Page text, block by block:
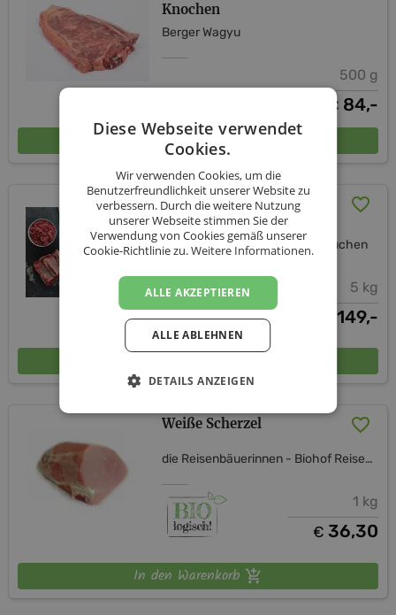
Knochen
Berger Wagyu
500 g
€ 84,-
In den Warenkorb
Feinste Mischpakete vom
Galloway und Angusrind
Biohof Galloway-Ranch Gaisbuchen
5 kg
149,-
Weiße Scherzel
die Reisenbäuerinnen - Biohof Reisenbauer
1 kg
€ 36,30
In den Warenkorb
Diese Webseite verwendet
Cookies.
Wir verwenden Cookies, um die
Benutzerfreundlichkeit unserer Website zu
verbessern. Durch die weitere Nutzung
unserer Webseite stimmen Sie der
Verwendung von Cookies gemäß unserer
Cookie-Richtlinie zu.Weitere Informationen.
ALLE AKZEPTIEREN
ALLE ABLEHNEN
DETAILS ANZEIGEN